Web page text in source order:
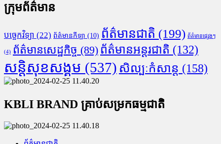
ក្រុមព័ត៌មាន
បច្ចេកវិទ្យា (22) ព័ត៌មានកីឡា (10) ព័ត៌មានជាតិ (199) ព័ត៌មានផ្សេងៗ
(4) ព័ត៌មានសេដ្ឋកិច្ច (89) ព័ត៌មានអន្តរជាតិ (132)
សន្តិសុខសង្គម (537) សិល្បៈកំសាន្ត (158)
KBLI BRAND គ្រាប់សម្រកធម្មជាតិ